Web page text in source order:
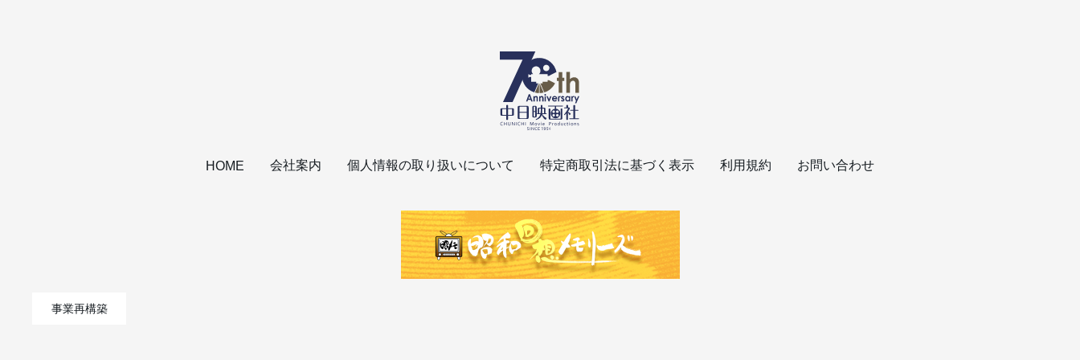
HOME 会社案内 個人情報の取り扱いについて 特定商取引法に基づく表示 利用規約 お問い合わせ
事業再構築